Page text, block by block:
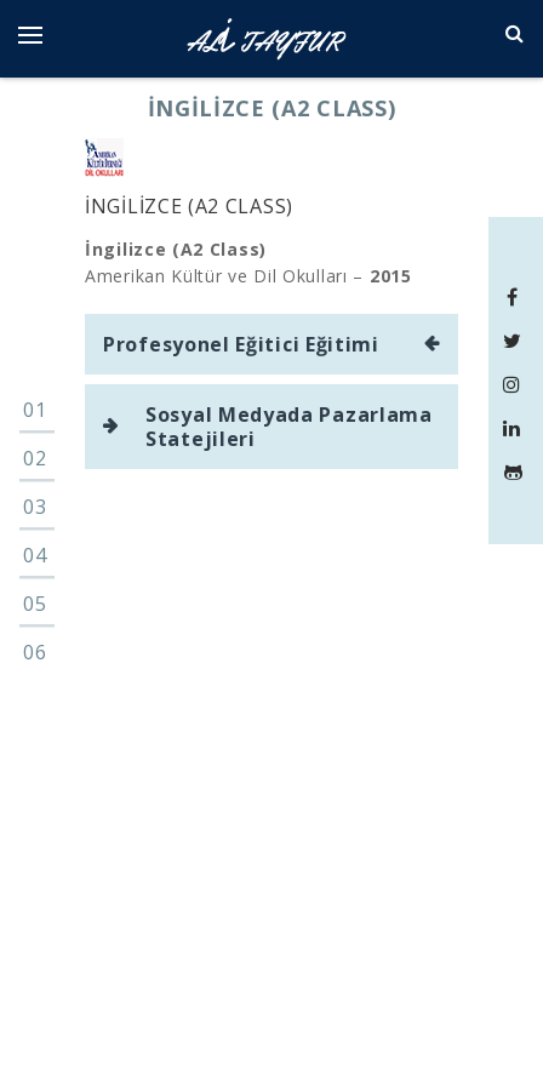
to
İNGILIZCE (A2 CLASS)
İNGILIZCE (A2 CLASS)
İngilizce (A2 Class)
Amerikan Kültür ve Dil Okulları – 2015
Yazı
gezinmesi
Profesyonel Eğitici Eğitimi
Sosyal Medyada Pazarlama
Statejileri